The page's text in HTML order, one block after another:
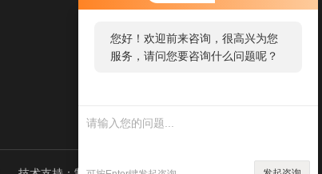
您好！欢迎前来咨询，很高兴为您
服务，请问您要咨询什么问题呢？